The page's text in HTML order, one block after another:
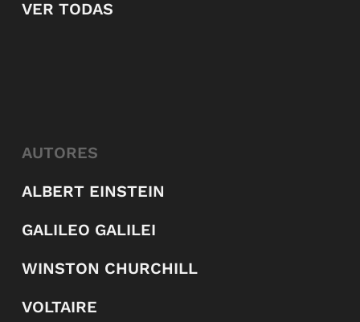
VER TODAS
AUTORES
ALBERT EINSTEIN
GALILEO GALILEI
WINSTON CHURCHILL
VOLTAIRE